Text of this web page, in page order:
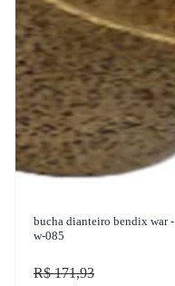
bucha dianteiro bendix war -
w-085
R$ 171,93